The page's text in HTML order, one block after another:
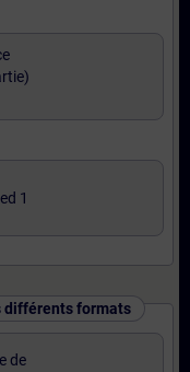
1
différents formats
de